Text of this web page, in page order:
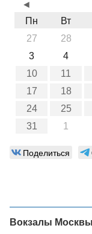
Пн
Вт
27
28
3
4
10
11
17
18
24
25
31
1
◄
Поделиться
Вокзалы Москвы